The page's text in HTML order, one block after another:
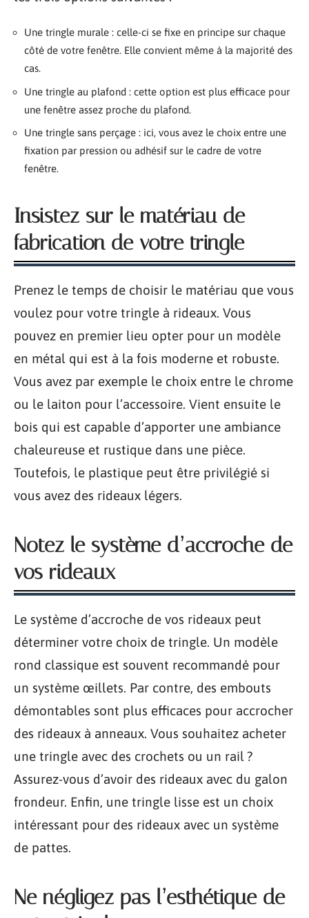
Une tringle murale : celle-ci se fixe en principe sur chaque
côté de votre fenêtre. Elle convient même à la majorité des
cas.
Une tringle au plafond : cette option est plus efficace pour
une fenêtre assez proche du plafond.
Une tringle sans perçage : ici, vous avez le choix entre une
fixation par pression ou adhésif sur le cadre de votre
fenêtre.
Insistez sur le matériau de
fabrication de votre tringle
Prenez le temps de choisir le matériau que vous
voulez pour votre tringle à rideaux. Vous
pouvez en premier lieu opter pour un modèle
en métal qui est à la fois moderne et robuste.
Vous avez par exemple le choix entre le chrome
ou le laiton pour l’accessoire. Vient ensuite le
bois qui est capable d’apporter une ambiance
chaleureuse et rustique dans une pièce.
Toutefois, le plastique peut être privilégié si
vous avez des rideaux légers.
Notez le système d’accroche de
vos rideaux
Le système d’accroche de vos rideaux peut
déterminer votre choix de tringle. Un modèle
rond classique est souvent recommandé pour
un système œillets. Par contre, des embouts
démontables sont plus efficaces pour accrocher
des rideaux à anneaux. Vous souhaitez acheter
une tringle avec des crochets ou un rail ?
Assurez-vous d’avoir des rideaux avec du galon
frondeur. Enfin, une tringle lisse est un choix
intéressant pour des rideaux avec un système
de pattes.
Ne négligez pas l’esthétique de